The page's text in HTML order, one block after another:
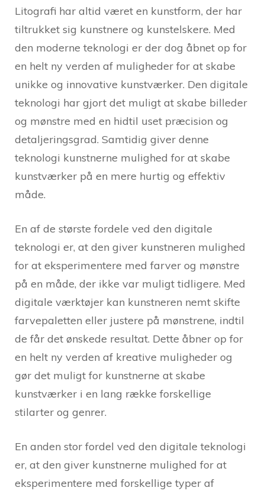
Litografi har altid været en kunstform, der har
tiltrukket sig kunstnere og kunstelskere. Med
den moderne teknologi er der dog åbnet op for
en helt ny verden af muligheder for at skabe
unikke og innovative kunstværker. Den digitale
teknologi har gjort det muligt at skabe billeder
og mønstre med en hidtil uset præcision og
detaljeringsgrad. Samtidig giver denne
teknologi kunstnerne mulighed for at skabe
kunstværker på en mere hurtig og effektiv
måde.
En af de største fordele ved den digitale
teknologi er, at den giver kunstneren mulighed
for at eksperimentere med farver og mønstre
på en måde, der ikke var muligt tidligere. Med
digitale værktøjer kan kunstneren nemt skifte
farvepaletten eller justere på mønstrene, indtil
de får det ønskede resultat. Dette åbner op for
en helt ny verden af kreative muligheder og
gør det muligt for kunstnerne at skabe
kunstværker i en lang række forskellige
stilarter og genrer.
En anden stor fordel ved den digitale teknologi
er, at den giver kunstnerne mulighed for at
eksperimentere med forskellige typer af